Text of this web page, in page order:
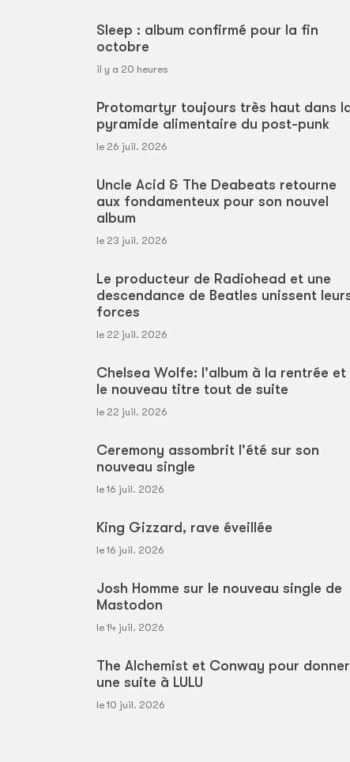
Sleep : album confirmé pour la fin
octobre
il y a 20 heures
Protomartyr toujours très haut dans
pyramide alimentaire du post-punk
le 26 juil. 2026
Uncle Acid & The Deabeats retourne
aux fondamenteux pour son nouvel
album
le 23 juil. 2026
Le producteur de Radiohead et une
descendance de Beatles unissent
forces
le 22 juil. 2026
Chelsea Wolfe: l'album à la rentrée et
le nouveau titre tout de suite
le 22 juil. 2026
Ceremony assombrit l'été sur son
nouveau single
le 16 juil. 2026
King Gizzard, rave éveillée
le 16 juil. 2026
Josh Homme sur le nouveau single de
Mastodon
le 14 juil. 2026
The Alchemist et Conway pour donner
une suite à LULU
le 10 juil. 2026